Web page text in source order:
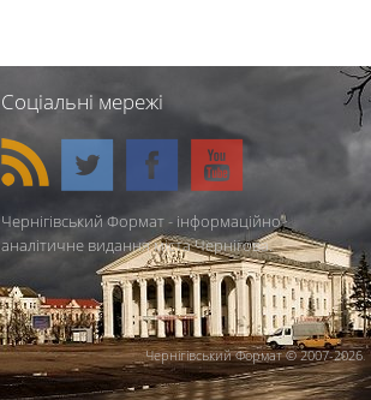
Соціальні мережі
Чернігівський Формат - інформаційно-
аналітичне видання міста Чернігова.
Чернігівський Формат © 2007-2026.